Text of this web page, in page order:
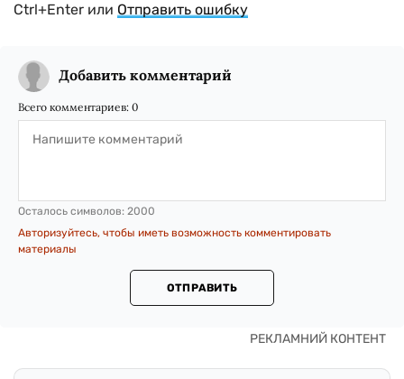
Ctrl+Enter или Отправить ошибку
Добавить комментарий
Всего комментариев: 0
Осталось символов: 2000
Авторизуйтесь, чтобы иметь возможность комментировать
материалы
ОТПРАВИТЬ